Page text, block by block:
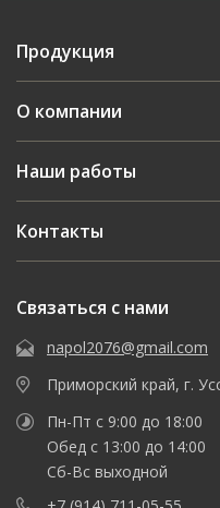
Продукция
О компании
Наши работы
Контакты
Связаться с нами
napol2076@gmail.com
Приморский край, г.
Пн-Пт с 9:00 до 18:00
Обед с 13:00 до 14:00
Сб-Вс выходной